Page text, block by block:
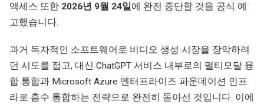
액세스 또한 2026년 9월 24일 에 완전 중단할 것을 공식 예
고했습니다.
과거 독자적인 소프트웨어로 비디오 생성 시장을 장악하려
던 시도를 접고, 대신 ChatGPT 서비스 내부로의 멀티모달 융
합 통합과 Microsoft Azure 엔터프라이즈 파운데이션 인프
라로 흡수 통합하는 전략으로 완전히 돌아선 것입니다. 이에